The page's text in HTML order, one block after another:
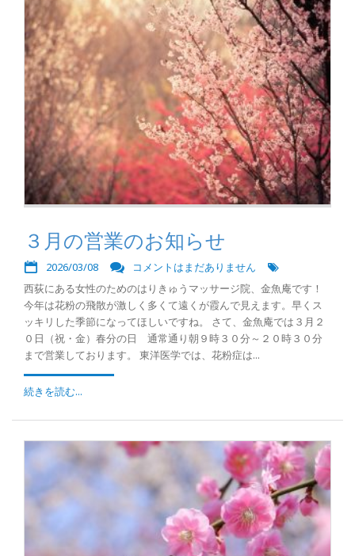
３月の営業のお知らせ
2026/03/08
コメントはまだありません
西荻にある女性のためのはりきゅうマッサージ院、金魚庵です！
今年は花粉の飛散が激しく多くて遠くが霞んで見えます。早くス
ッキリした季節になってほしいですね。 さて、金魚庵では３月２
０日（祝・金）春分の日 通常通り朝９時３０分～２０時３０分
まで営業しております。 東洋医学では、花粉症は...
続きを読む...